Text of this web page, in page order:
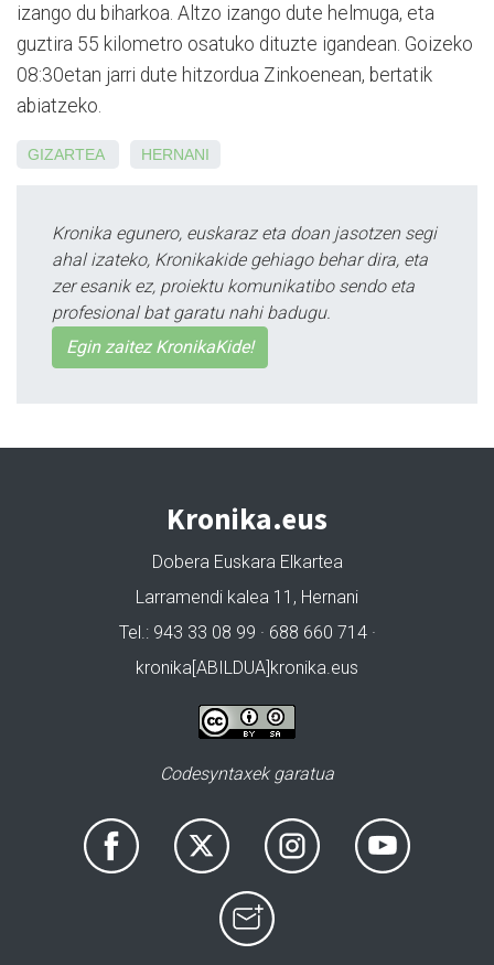
izango du biharkoa. Altzo izango dute helmuga, eta
guztira 55 kilometro osatuko dituzte igandean. Goizeko
08:30etan jarri dute hitzordua Zinkoenean, bertatik
abiatzeko.
GIZARTEA HERNANI
Kronika egunero, euskaraz eta doan jasotzen segi
ahal izateko, Kronikakide gehiago behar dira, eta
zer esanik ez, proiektu komunikatibo sendo eta
profesional bat garatu nahi badugu.
Egin zaitez KronikaKide!
Kronika.eus
Dobera Euskara Elkartea
Larramendi kalea 11, Hernani
Tel.: 943 33 08 99 · 688 660 714 ·
kronika[ABILDUA]kronika.eus
Codesyntaxek garatua